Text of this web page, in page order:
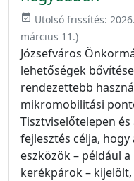
event_available Utolsó frissítés:
március 11.)
Józsefváros
lehetőségek
rendezettebb
mikromobilitási
Tisztviselőtelepen és
fejlesztés célja,
eszközök – például
kerékpárok –